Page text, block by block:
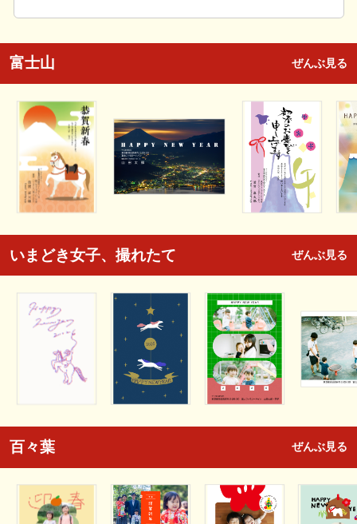
富士山 ぜんぶ見る
いまどき女子、撮れたて ぜんぶ見る
百々葉 ぜんぶ見る